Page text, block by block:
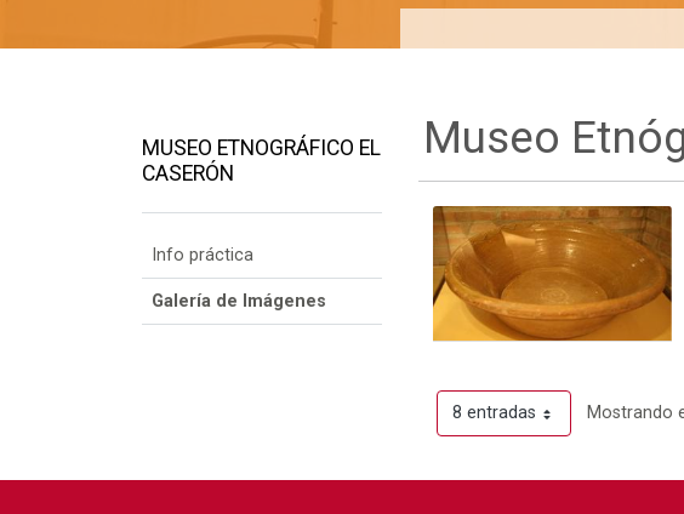
MUSEO ETNOGRÁFICO EL
CASERÓN
Info práctica
Galería de Imágenes
Museo
8 entradasPor páginaMostrando